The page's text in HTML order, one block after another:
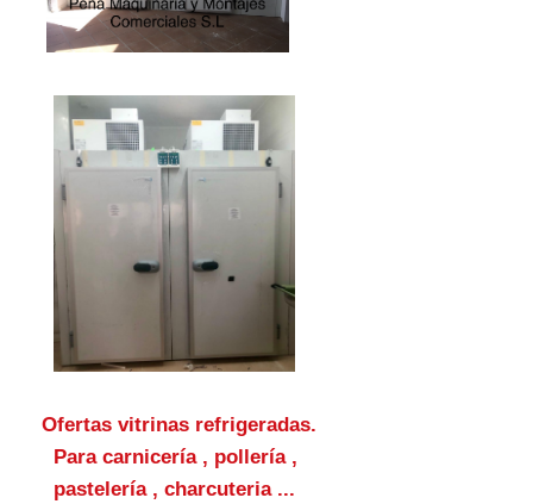
Ofertas vitrinas refrigeradas.
Para carnicería , pollería ,
pastelería , charcuteria ...